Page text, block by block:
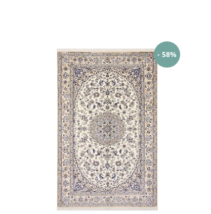
- 58%